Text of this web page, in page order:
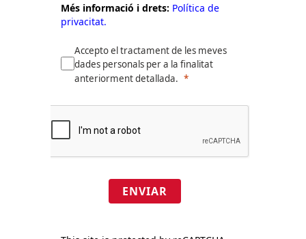
Més informació i drets: Política de
privacitat.
Accepto el tractament de les meves
dades personals per a la finalitat
anteriorment detallada.
ENVIAR